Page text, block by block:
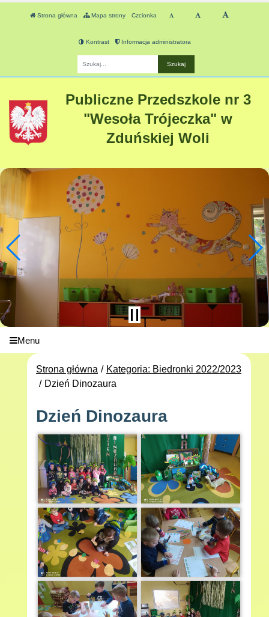
Strona główna Mapa strony Czcionka
Kontrast Informacja administratora
Publiczne Przedszkole nr 3
"Wesoła Trójeczka" w
Zduńskiej Woli
Menu
Strona główna
Kategoria: Biedronki 2022/2023
Dzień Dinozaura
Dzień Dinozaura